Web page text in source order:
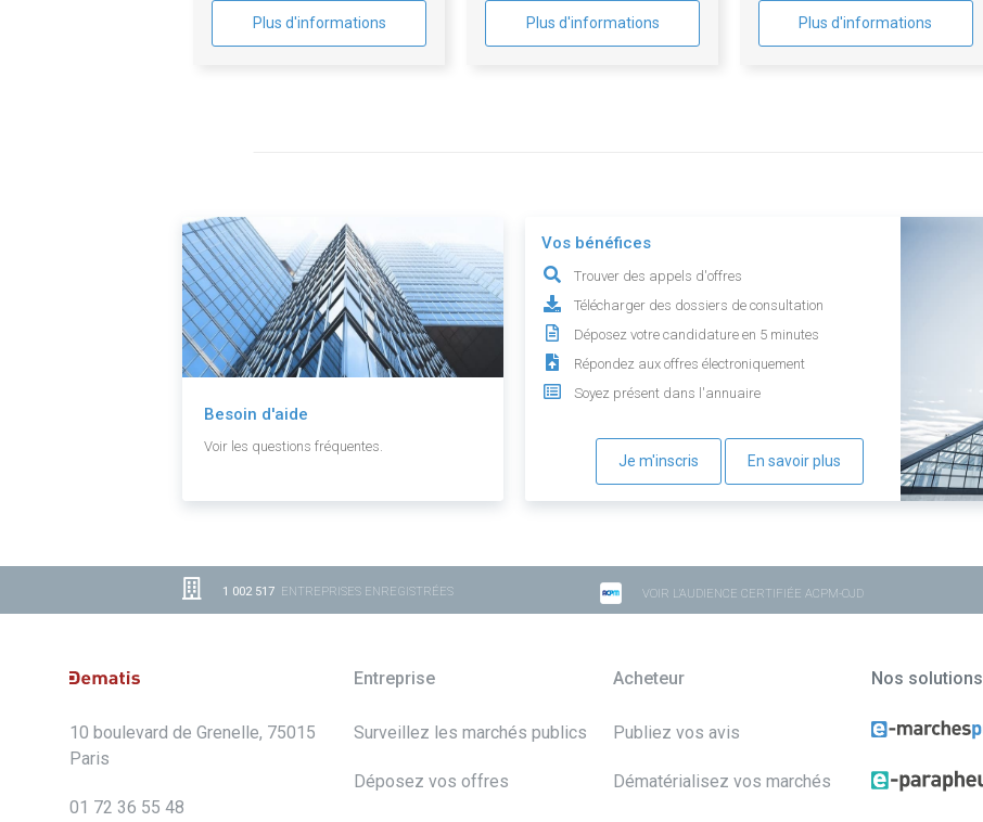
Plus d'informations Plus d'informations Plus d'informations
Besoin d'aide
Voir les questions fréquentes.
Vos bénéfices
Trouver des appels d'offres
Télécharger des dossiers de consultation
Déposez votre candidature en 5 minutes
Répondez aux offres électroniquement
Soyez présent dans l'annuaire
Je m'inscris En savoir plus
1 002 517 ENTREPRISES ENREGISTRÉES VOIR L'AUDIENCE CERTIFIÉE ACPM-OJD
10 boulevard de Grenelle, 75015
Paris
01 72 36 55 48
Entreprise
Surveillez les marchés publics
Déposez vos offres
Acheteur
Publiez vos avis
Dématérialisez vos marchés
Nos solutions